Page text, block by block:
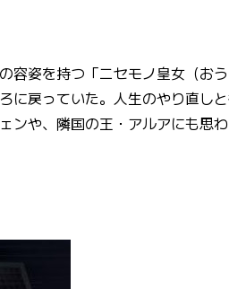
容姿を持つ「ニセモノ皇女（お
戻っていた。人生のやり直し
や、隣国の王・アルアにも思